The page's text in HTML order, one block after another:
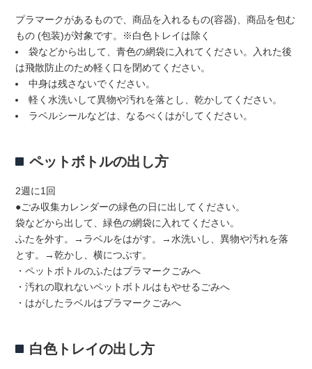
プラマークがあるもので、商品を入れるもの(容器)、商品を包む
もの (包装)が対象です。※白色トレイは除く
袋などから出して、青色の網袋に入れてください。入れた後
は飛散防止のため軽く口を閉めてください。
中身は残さないでください。
軽く水洗いして異物や汚れを落とし、乾かしてください。
ラベルシールなどは、なるべくはがしてください。
ペットボトルの出し方
2週に1回
●ごみ収集カレンダーの緑色の日に出してください。
袋などから出して、緑色の網袋に入れてください。
ふたを外す。→ラベルをはがす。→水洗いし、異物や汚れを落
とす。→乾かし、横につぶす。
・ペットボトルのふたはプラマークごみへ
・汚れの取れないペットボトルはもやせるごみへ
・はがしたラベルはプラマークごみへ
白色トレイの出し方